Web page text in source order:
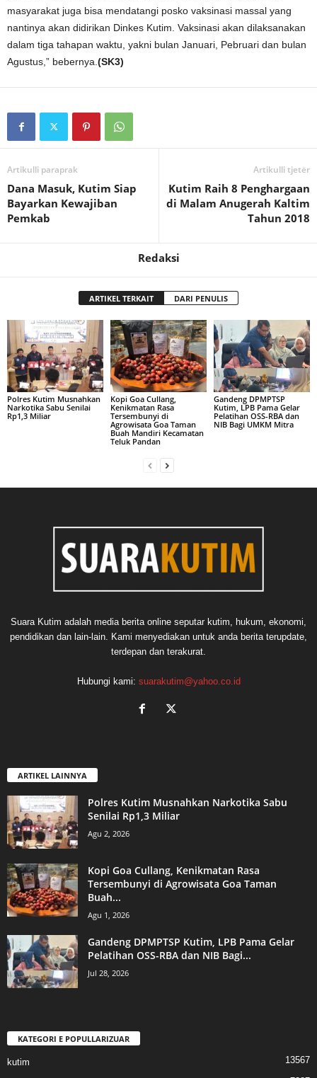
masyarakat juga bisa mendatangi posko vaksinasi massal yang
nantinya akan didirikan Dinkes Kutim. Vaksinasi akan dilaksanakan
dalam tiga tahapan waktu, yakni bulan Januari, Pebruari dan bulan
Agustus,” bebernya. (SK3)
Artikulli paraprak
Dana Masuk, Kutim Siap
Bayarkan Kewajiban
Pemkab
Artikulli tjetër
Kutim Raih 8 Penghargaan
di Malam Anugerah Kaltim
Tahun 2018
Redaksi
ARTIKEL TERKAIT DARI PENULIS
Polres Kutim Musnahkan
Narkotika Sabu Senilai
Rp1,3 Miliar
Kopi Goa Cullang,
Kenikmatan Rasa
Tersembunyi di
Agrowisata Goa Taman
Buah Mandiri Kecamatan
Teluk Pandan
Gandeng DPMPTSP
Kutim, LPB Pama Gelar
Pelatihan OSS-RBA dan
NIB Bagi UMKM Mitra
Suara Kutim adalah media berita online seputar kutim, hukum, ekonomi,
pendidikan dan lain-lain. Kami menyediakan untuk anda berita terupdate,
terdepan dan terakurat.
Hubungi kami: suarakutim@yahoo.co.id
ARTIKEL LAINNYA
Polres Kutim Musnahkan Narkotika Sabu
Senilai Rp1,3 Miliar
Agu 2, 2026
Kopi Goa Cullang, Kenikmatan Rasa
Tersembunyi di Agrowisata Goa Taman
Buah...
Agu 1, 2026
Gandeng DPMPTSP Kutim, LPB Pama Gelar
Pelatihan OSS-RBA dan NIB Bagi...
Jul 28, 2026
KATEGORI E POPULLARIZUAR
kutim 13567